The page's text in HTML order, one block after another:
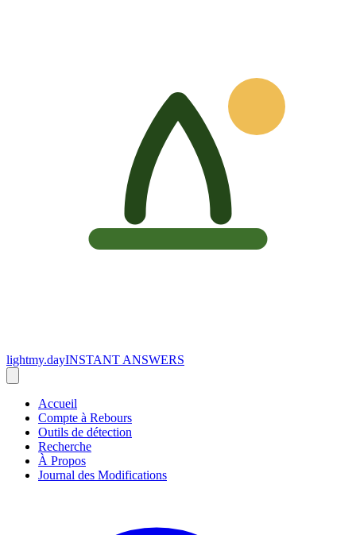
lightmy.dayINSTANT ANSWERS
Accueil
Compte à Rebours
Outils de détection
Recherche
À Propos
Journal des Modifications